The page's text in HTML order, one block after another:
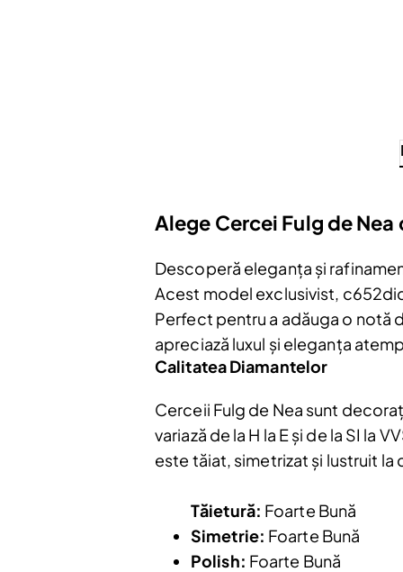
Alege Cercei Fulg de
Descoperă eleganța și
Acest model exclusivist,
Perfect pentru a adăuga o notă
apreciază luxul și eleganța
Calitatea Diamantelor
Cerceii Fulg de Nea sunt
variază de la H la E și de la SI la
este tăiat, simetrizat și lustruit
Tăietură: Foarte Bună
Simetrie: Foarte Bună
Polish: Foarte Bună